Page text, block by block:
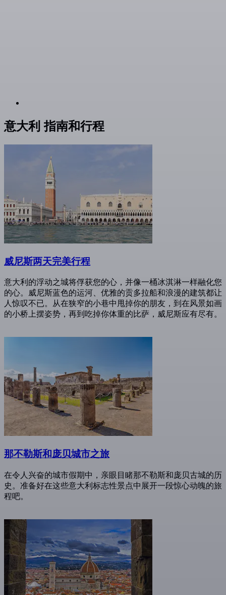
意大利 指南和行程
威尼斯两天完美行程
意大利的浮动之城将俘获您的心，并像一桶冰淇淋一样融化您
的心。威尼斯蓝色的运河、优雅的贡多拉船和浪漫的建筑都让
人惊叹不已。从在狭窄的小巷中甩掉你的朋友，到在风景如画
的小桥上摆姿势，再到吃掉你体重的比萨，威尼斯应有尽有。
那不勒斯和庞贝城市之旅
在令人兴奋的城市假期中，亲眼目睹那不勒斯和庞贝古城的历
史。准备好在这些意大利标志性景点中展开一段惊心动魄的旅
程吧。